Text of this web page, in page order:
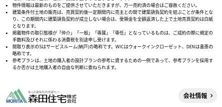
物件情報は最新のものをご提供させていただきますが、万一売約済の場合はご容赦ください。
建築条件付土地の販売は、売買契約後一定期間内に売主との間で建築請負契約を結ぶことが条件とな
り、この期間内に建築請負契約が成立しない場合は、受領金を全額返済した上で土地売買契約は白紙
となります。
掲載物件の取引態様が「仲介」「一般」「専属」「専任」となっているものは、ご成約の際に規定の
手数料及びそれに係わる消費税を別途申し受けます。
間取り表示のSはサービスルーム(納戸)の略称です。WICはウォークインクローゼット、DENは書斎の
略称です。
参考プランは、土地の購入者の設計プランの参考に資するための一例であって、参考プランを採用す
るか否かは土地購入者の自由な判断に委ねられます。
会社情報